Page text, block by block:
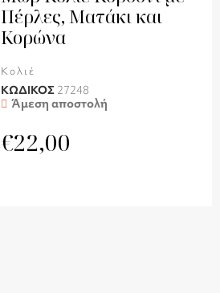
Πέρλες, Ματάκι και
Κορώνα
Κολιέ
ΚΩΔΙΚΟΣ 27248
Άμεση αποστολή
€22,00